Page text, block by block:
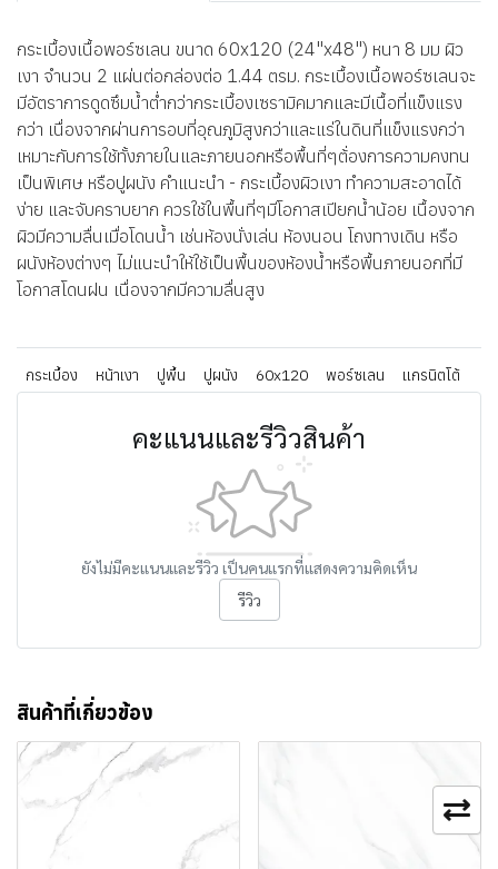
กระเบื้องเนื้อพอร์ซเลน ขนาด 60x120 (24"x48") หนา 8 มม ผิว
เงา จำนวน 2 แผ่นต่อกล่องต่อ 1.44 ตรม. กระเบื้องเนื้อพอร์ซเลนจะ
มีอัตราการดูดซึมน้ำต่ำกว่ากระเบื้องเซรามิคมากและมีเนื้อที่แข็งแรง
กว่า เนื่องจากผ่านการอบที่อุณภูมิสูงกว่าและแร่ในดินที่แข็งแรงกว่า
เหมาะกับการใช้ทั้งภายในและภายนอกหรือพื้นที่ๆต้่องการความคงทน
เป็นพิเศษ หรือปูผนัง คำแนะนำ - กระเบื้องผิวเงา ทำความสะอาดได้
ง่าย และจับคราบยาก ควรใช้ในพื้นที่ๆมีโอกาสเปียกน้ำน้อย เนื้องจาก
ผิวมีความลื่นเมื่อโดนน้ำ เช่นห้องนั่งเล่น ห้องนอน โถงทางเดิน หรือ
ผนังห้องต่างๆ ไม่แนะนำให้ใช้เป็นพื้นของห้องน้ำหรือพื้นภายนอกที่มี
โอกาสโดนฝน เนื่องจากมีความลื่นสูง
กระเบื้อง หน้าเงา ปูพื้น ปูผนัง 60x120 พอร์ซเลน แกรนิตโต้
คะแนนและรีวิวสินค้า
ยังไม่มีคะแนนและรีวิว เป็นคนแรกที่แสดงความคิดเห็น
รีวิว
สินค้าที่เกี่ยวข้อง